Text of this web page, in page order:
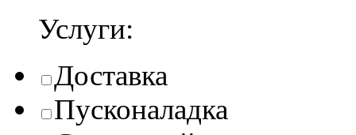
Услуги:
Доставка
Пусконаладка